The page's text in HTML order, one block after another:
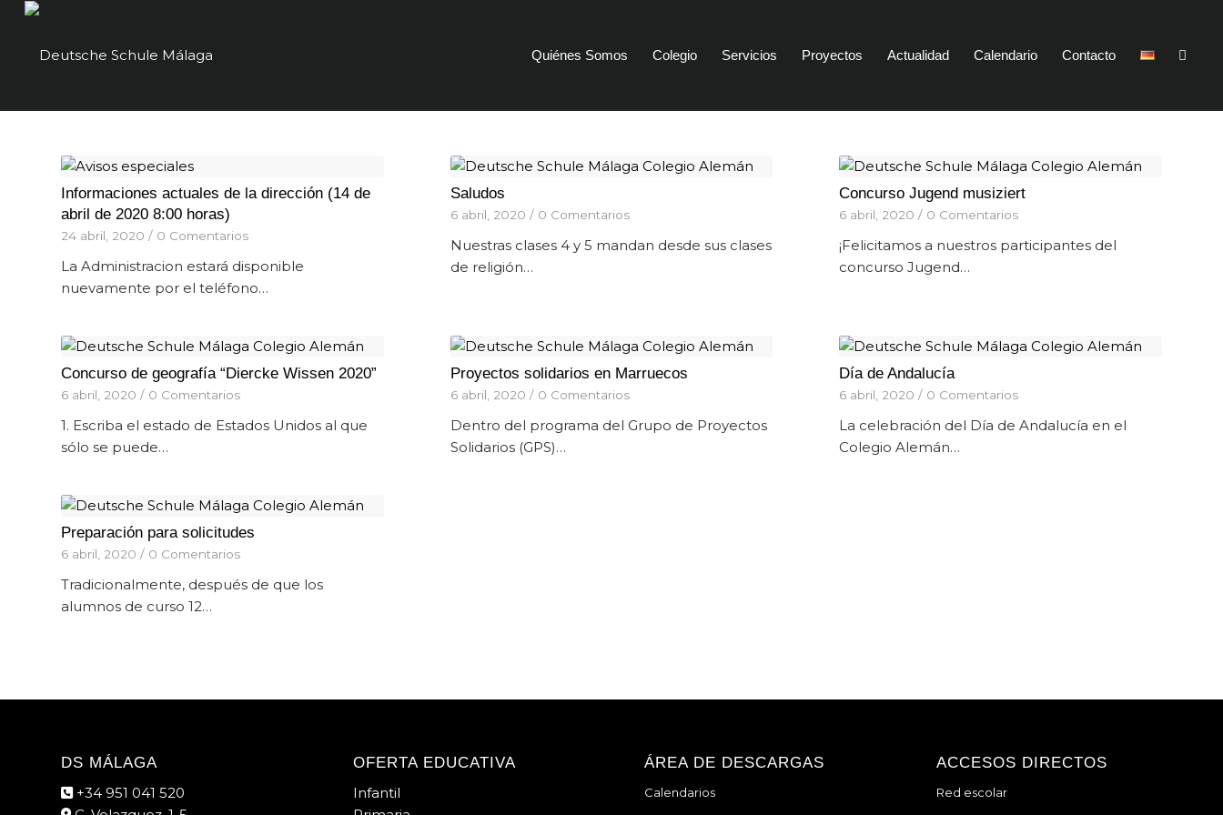
Quiénes Somos Colegio Servicios Proyectos Actualidad Calendario Contacto
Informaciones actuales de la dirección (14 de
abril de 2020 8:00 horas)
24 abril, 2020 / 0 Comentarios
La Administracion estará disponible
nuevamente por el teléfono…
Saludos
6 abril, 2020 / 0 Comentarios
Nuestras clases 4 y 5 mandan desde sus clases
de religión…
Concurso Jugend musiziert
6 abril, 2020 / 0 Comentarios
¡Felicitamos a nuestros participantes del
concurso Jugend…
Concurso de geografía “Diercke Wissen 2020”
6 abril, 2020 / 0 Comentarios
1. Escriba el estado de Estados Unidos al que
sólo se puede…
Proyectos solidarios en Marruecos
6 abril, 2020 / 0 Comentarios
Dentro del programa del Grupo de Proyectos
Solidarios (GPS)…
Día de Andalucía
6 abril, 2020 / 0 Comentarios
La celebración del Día de Andalucía en el
Colegio Alemán…
Preparación para solicitudes
6 abril, 2020 / 0 Comentarios
Tradicionalmente, después de que los
alumnos de curso 12…
DS MÁLAGA
+34 951 041 520
OFERTA EDUCATIVA
Infantil
ÁREA DE DESCARGAS
Calendarios
ACCESOS DIRECTOS
Red escolar